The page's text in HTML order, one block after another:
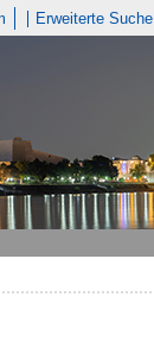
Erweiterte Suche